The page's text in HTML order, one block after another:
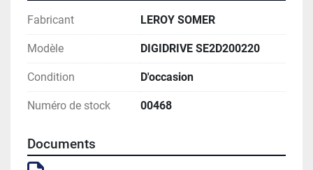
Fabricant LEROY SOMER
Modèle DIGIDRIVE SE2D200220
Condition D'occasion
Numéro de stock 00468
Documents